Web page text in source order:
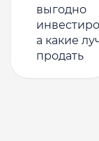
выгодно
а какие
продать